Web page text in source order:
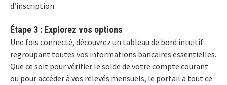
d’inscription.
Étape 3 : Explorez vos options
Une fois connecté, découvrez un tableau de bord intuitif
regroupant toutes vos informations bancaires essentielles.
Que ce soit pour vérifier le solde de votre compte courant
ou pour accéder à vos relevés mensuels, le portail a tout ce